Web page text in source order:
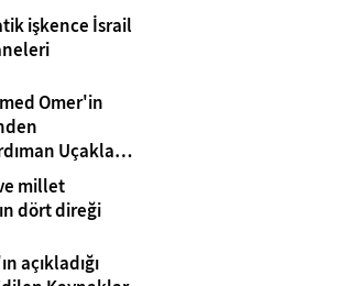
işkence İsrail
Omer'in
Uçakları
Arasında
millet
dört direği
açıkladığı